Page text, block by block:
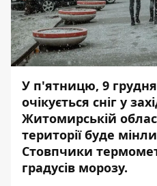
У п'ятницю, 9
очікується сніг у
Житомирській
території буде
Стовпчики
градусів морозу.